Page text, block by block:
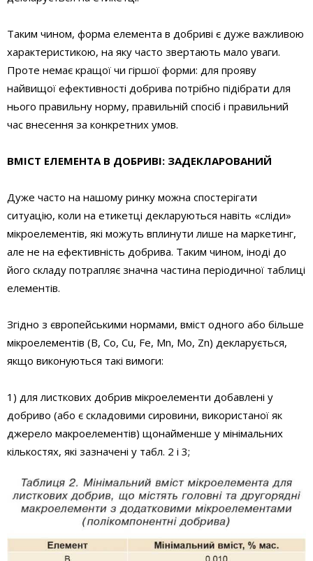
Таким чином, форма елемента в добриві є дуже важливою
характеристикою, на яку часто звертають мало уваги.
Проте немає кращої чи гіршої форми: для прояву
найвищої ефективності добрива потрібно підібрати для
нього правильну норму, правильній спосіб і правильний
час внесення за конкретних умов.
ВМІСТ ЕЛЕМЕНТА В ДОБРИВІ: ЗАДЕКЛАРОВАНИЙ
Дуже часто на нашому ринку можна спостерігати
ситуацію, коли на етикетці декларуються навіть «сліди»
мікроелементів, які можуть вплинути лише на маркетинг,
але не на ефективність добрива. Таким чином, іноді до
його складу потрапляє значна частина періодичної таблиці
елементів.
Згідно з європейськими нормами, вміст одного або більше
мікроелементів (B, Co, Cu, Fe, Mn, Mo, Zn) декларується,
якщо виконуються такі вимоги:
1) для листкових добрив мікроелементи добавлені у
добриво (або є складовими сировини, використаної як
джерело макроелементів) щонайменше у мінімальних
кількостях, які зазначені у табл. 2 і 3;